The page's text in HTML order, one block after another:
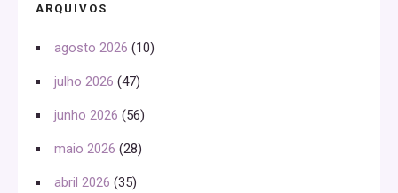
ARQUIVOS
agosto 2026 (10)
julho 2026 (47)
junho 2026 (56)
maio 2026 (28)
abril 2026 (35)